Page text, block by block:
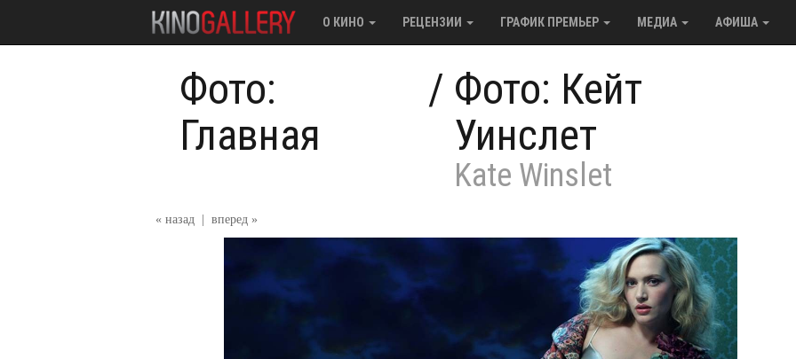
О КИНО РЕЦЕНЗИИ ГРАФИК ПРЕМЬЕР МЕДИА АФИША
Фото:
Главная
/ Фото: Кейт
Уинслет
Kate Winslet
« назад вперед »